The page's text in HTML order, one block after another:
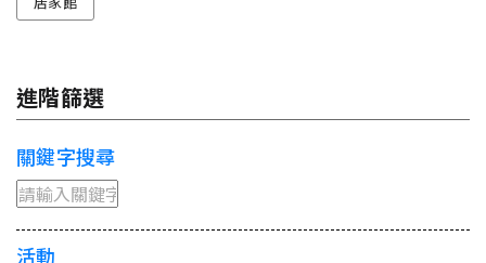
進階篩選
關鍵字搜尋
活動